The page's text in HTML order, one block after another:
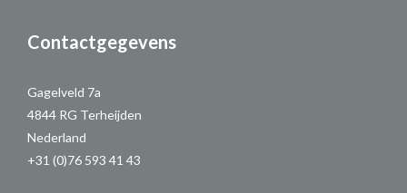
Contactgegevens
Gagelveld 7a
4844 RG Terheijden
Nederland
+31 (0)76 593 41 43